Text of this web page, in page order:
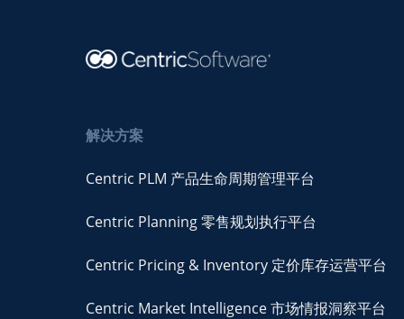
解决方案
Centric PLM 产品生命周期管理平台
Centric Planning 零售规划执行平台
Centric Pricing & Inventory 定价库存运营平台
Centric Market Intelligence 市场情报洞察平台